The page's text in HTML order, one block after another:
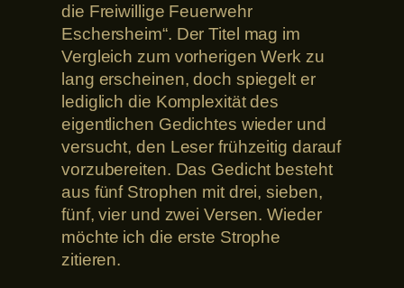
die Freiwillige Feuerwehr
Eschersheim“. Der Titel mag im
Vergleich zum vorherigen Werk zu
lang erscheinen, doch spiegelt er
lediglich die Komplexität des
eigentlichen Gedichtes wieder und
versucht, den Leser frühzeitig darauf
vorzubereiten. Das Gedicht besteht
aus fünf Strophen mit drei, sieben,
fünf, vier und zwei Versen. Wieder
möchte ich die erste Strophe
zitieren.